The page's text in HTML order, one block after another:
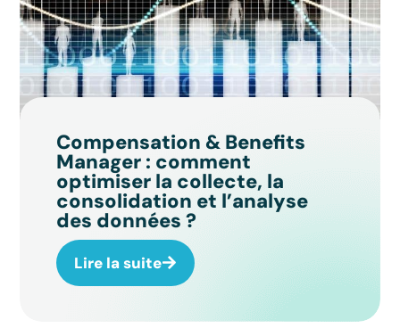
Compensation & Benefits
Manager : comment
optimiser la collecte, la
consolidation et l’analyse
des données ?
Lire la suite